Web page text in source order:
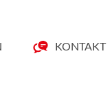
KONTAKT